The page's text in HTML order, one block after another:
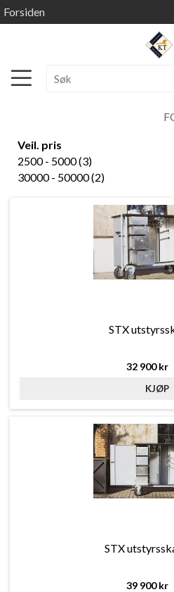
Forsiden
Veil. pris
2500 - 5000 (3)
30000 - 50000 (2)
STX
32 900 kr
STX
39 900 kr